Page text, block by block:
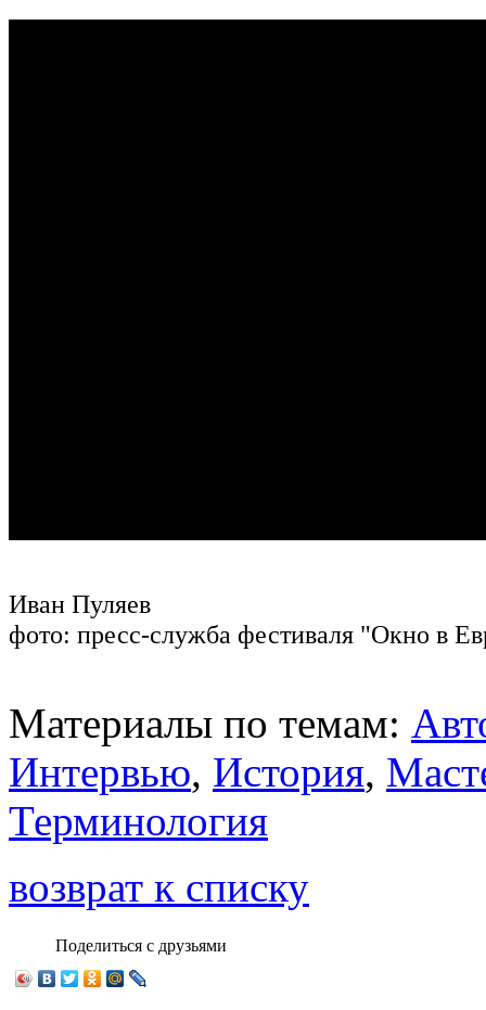
Иван Пуляев
фото: пресс-служба фестиваля "Окно в
Материалы по темам:
Интервью, История,
Терминология
возврат к списку
Поделиться с друзьями